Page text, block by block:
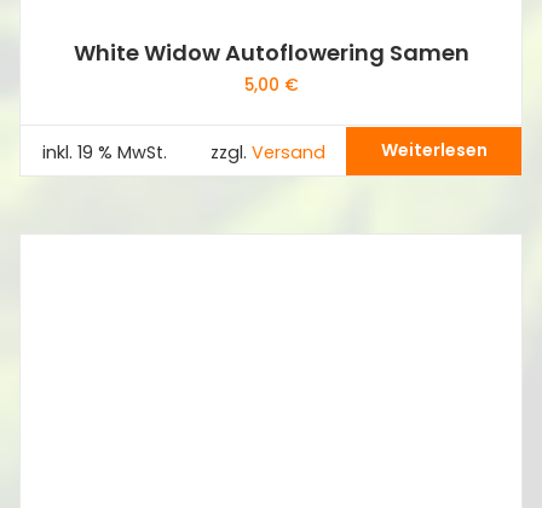
White Widow Autoflowering Samen
5,00 €
inkl. 19 % MwSt. zzgl. Versand Weiterlesen